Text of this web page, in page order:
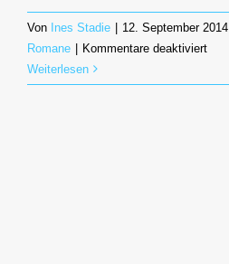
Von Ines Stadie | 12. September 2014
Romane | Kommentare deaktiviertfür
Weiterlesen